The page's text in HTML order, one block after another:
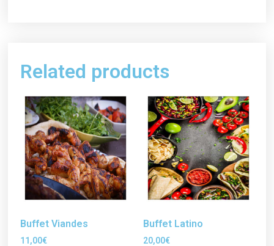
Related products
Buffet Viandes
11,00€
Buffet Latino
20,00€